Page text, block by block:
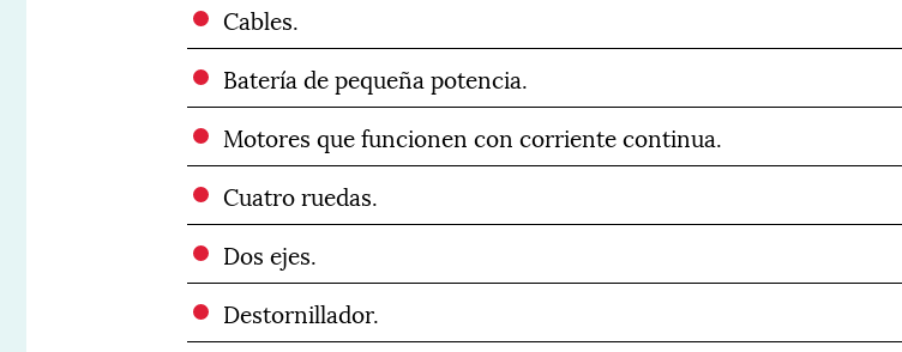
Cables.
Batería de pequeña potencia.
Motores que funcionen con corriente continua.
Cuatro ruedas.
Dos ejes.
Destornillador.